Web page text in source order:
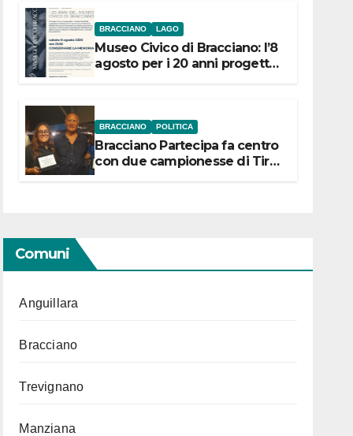
BRACCIANO LAGO
Museo Civico di Bracciano: l’8
agosto per i 20 anni progetto
BRACCIANO POLITICA
Bracciano Partecipa fa centro
con due campionesse di Tiro
Comuni
Anguillara
Bracciano
Trevignano
Manziana